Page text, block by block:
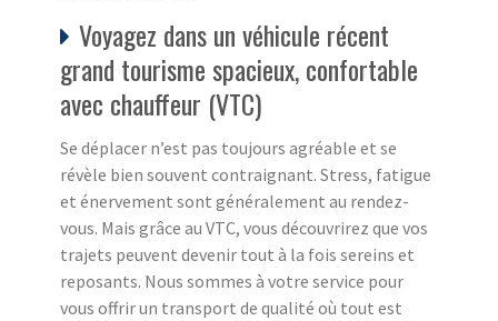
Voyagez dans un véhicule récent
grand tourisme spacieux, confortable
avec chauffeur (VTC)
Se déplacer n’est pas toujours agréable et se
révèle bien souvent contraignant. Stress, fatigue
et énervement sont généralement au rendez-
vous. Mais grâce au VTC, vous découvrirez que vos
trajets peuvent devenir tout à la fois sereins et
reposants. Nous sommes à votre service pour
vous offrir un transport de qualité où tout est